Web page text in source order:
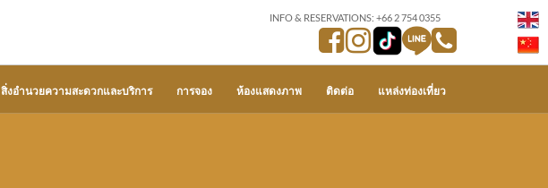
INFO & RESERVATIONS: +66 2 754 0355
สิ่งอำนวยความสะดวกและบริการ การจอง ห้องแสดงภาพ ติดต่อ แหล่งท่องเที่ยว